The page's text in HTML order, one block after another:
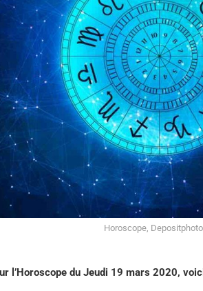
Horoscope,
l’Horoscope du Jeudi 19 mars 2020,